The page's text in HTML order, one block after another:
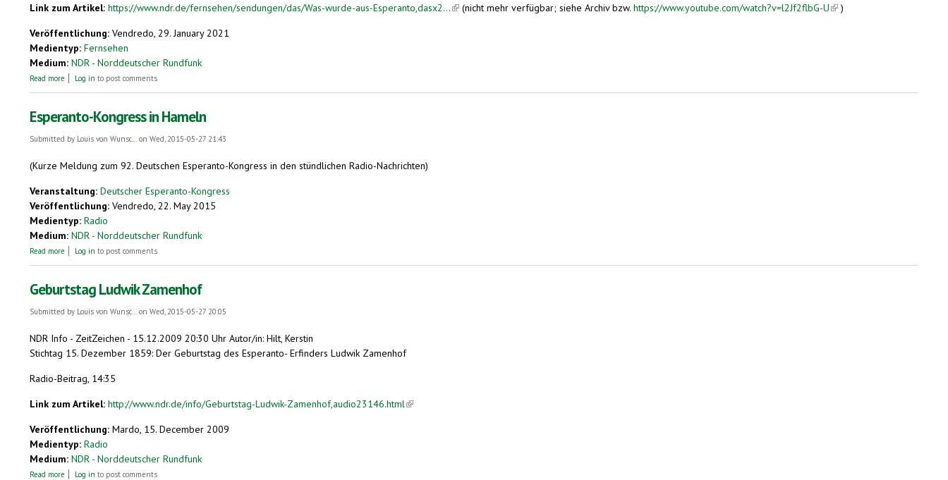
Link zum Artikel: https://www.ndr.de/fernsehen/sendungen/das/Was-wurde-aus-Esperanto,dasx2...(link is external)
(nicht mehr verfügbar; siehe Archiv bzw. https://www.youtube.com/watch?v=l2Jf2flbG-U(link is external)
)
Veröffentlichung: Vendredo, 29. January 2021
Medientyp: Fernsehen
Medium: NDR - Norddeutscher Rundfunk
Read more about Was wurde aus Esperanto?
Log in to post comments
Esperanto-Kongress in Hameln
Submitted by Louis von Wunsc...on Wed, 2015-05-27 21:43
(Kurze Meldung zum 92. Deutschen Esperanto-Kongress in den stündlichen Radio-Nachrichten)
Veranstaltung: Deutscher Esperanto-Kongress
Veröffentlichung: Vendredo, 22. May 2015
Medientyp: Radio
Medium: NDR - Norddeutscher Rundfunk
Read more about Esperanto-Kongress in Hameln
Log in to post comments
Geburtstag Ludwik Zamenhof
Submitted by Louis von Wunsc...on Wed, 2015-05-27 20:05
NDR Info - ZeitZeichen - 15.12.2009 20:30 Uhr Autor/in: Hilt, Kerstin
Stichtag 15. Dezember 1859: Der Geburtstag des Esperanto- Erfinders Ludwik Zamenhof
Radio-Beitrag, 14:35
Link zum Artikel: http://www.ndr.de/info/Geburtstag-Ludwik-Zamenhof,audio23146.html(link is external)
Veröffentlichung: Mardo, 15. December 2009
Medientyp: Radio
Medium: NDR - Norddeutscher Rundfunk
Read more about Geburtstag Ludwik Zamenhof
Log in to post comments